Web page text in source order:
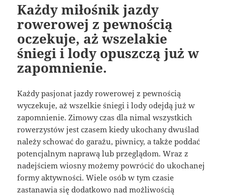
Każdy miłośnik jazdy
rowerowej z pewnością
oczekuje, aż wszelakie
śniegi i lody opuszczą już w
zapomnienie.
Każdy pasjonat jazdy rowerowej z pewnością
wyczekuje, aż wszelkie śniegi i lody odejdą już w
zapomnienie. Zimowy czas dla nimal wszystkich
rowerzystów jest czasem kiedy ukochany dwuślad
należy schować do garażu, piwnicy, a także poddać
potencjalnym naprawą lub przeglądom. Wraz z
nadejściem wiosny możemy powrócić do ukochanej
formy aktywności. Wiele osób w tym czasie
zastanawia się dodatkowo nad możliwością